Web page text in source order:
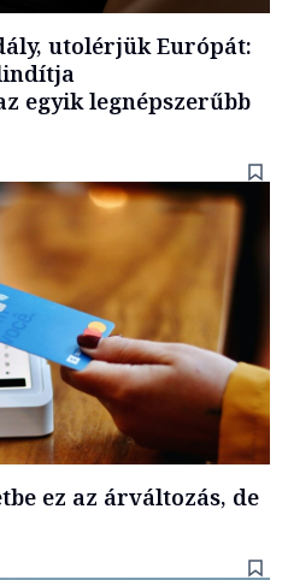
utolérjük Európát:
egyik legnépszerűbb
ez az árváltozás, de